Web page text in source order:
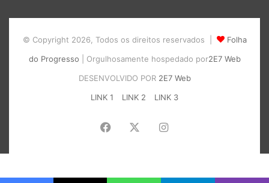
© Copyright 2026, Todos os direitos reservados |
Folha
do Progresso | Orgulhosamente hospedado por2E7 Web
DESENVOLVIDO POR 2E7 Web
LINK 1
LINK 2 LINK 3
Facebook Instagram